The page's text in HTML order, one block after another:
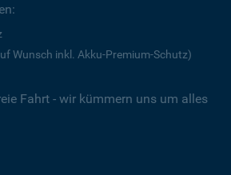
Wunsch inkl. Akku-Premium-Schutz)
Fahrt - wir kümmern uns um alles